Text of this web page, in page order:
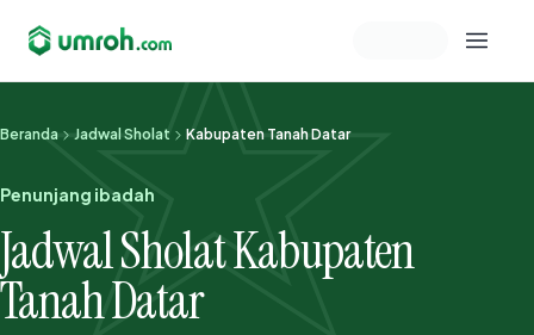
Memeriksa sesi akun
Beranda Jadwal Sholat Kabupaten Tanah Datar
Penunjang ibadah
Jadwal Sholat Kabupaten
Tanah Datar